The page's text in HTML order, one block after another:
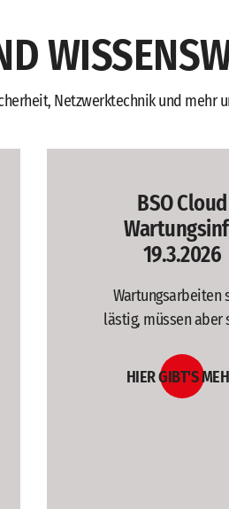
Netzwerktechnik und
BSO Cloud
19.3.2026
Wartungsarbeiten
lästig, müssen aber
HIER GIBT'S